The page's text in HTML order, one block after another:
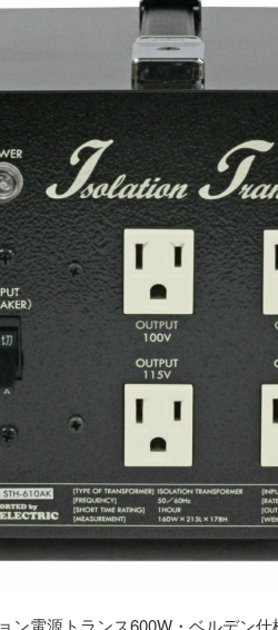
ン電源トランス600W・ベルデン仕